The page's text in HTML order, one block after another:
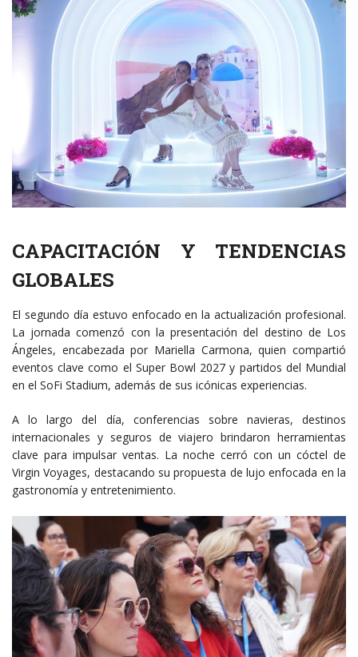
CAPACITACIÓN Y TENDENCIAS
GLOBALES
El segundo día estuvo enfocado en la actualización profesional.
La jornada comenzó con la presentación del destino de Los
Ángeles, encabezada por Mariella Carmona, quien compartió
eventos clave como el Super Bowl 2027 y partidos del Mundial
en el SoFi Stadium, además de sus icónicas experiencias.
A lo largo del día, conferencias sobre navieras, destinos
internacionales y seguros de viajero brindaron herramientas
clave para impulsar ventas. La noche cerró con un cóctel de
Virgin Voyages, destacando su propuesta de lujo enfocada en la
gastronomía y entretenimiento.